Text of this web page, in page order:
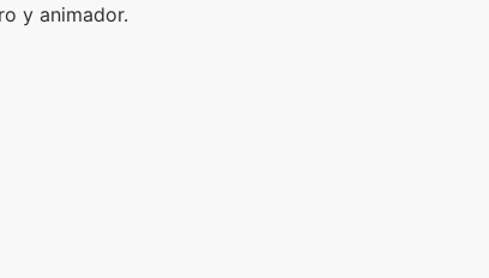
y animador.